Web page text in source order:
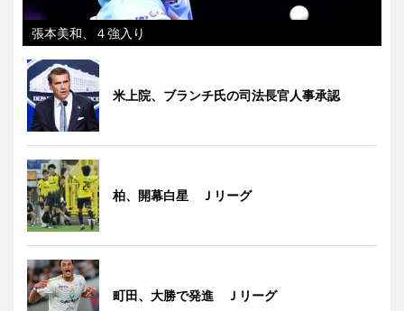
張本美和、４強入り
米上院、ブランチ氏の司法長官人事承認
柏、開幕白星 Ｊリーグ
町田、大勝で発進 Ｊリーグ